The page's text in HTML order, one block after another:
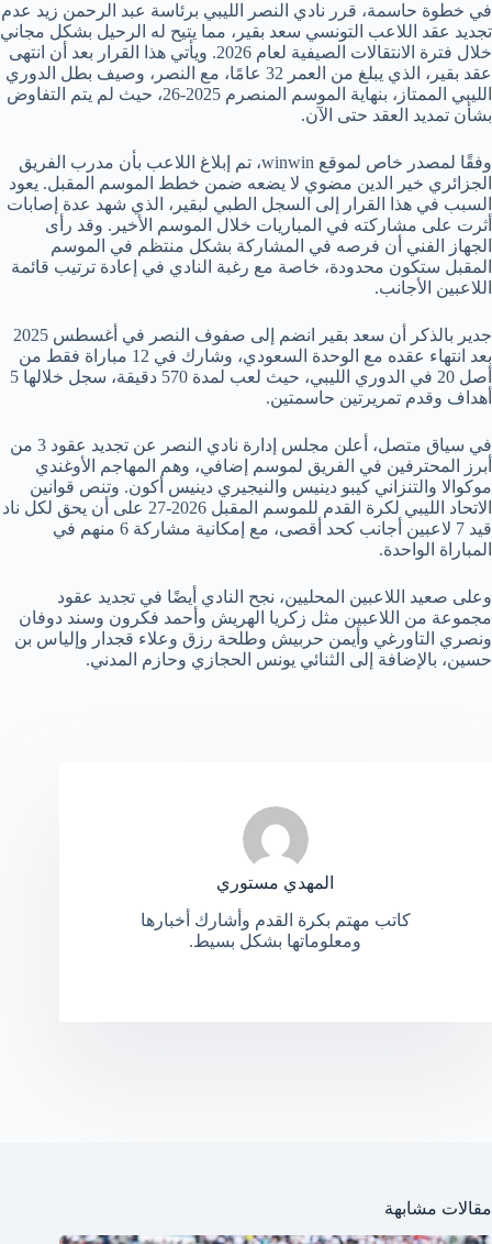
في خطوة حاسمة، قرر نادي النصر الليبي برئاسة عبد الرحمن زيد عدم
تجديد عقد اللاعب التونسي سعد بقير، مما يتيح له الرحيل بشكل مجاني
خلال فترة الانتقالات الصيفية لعام 2026. ويأتي هذا القرار بعد أن انتهى
عقد بقير، الذي يبلغ من العمر 32 عامًا، مع النصر، وصيف بطل الدوري
الليبي الممتاز، بنهاية الموسم المنصرم 2025-26، حيث لم يتم التفاوض
بشأن تمديد العقد حتى الآن.
وفقًا لمصدر خاص لموقع winwin، تم إبلاغ اللاعب بأن مدرب الفريق
الجزائري خير الدين مضوي لا يضعه ضمن خطط الموسم المقبل. يعود
السبب في هذا القرار إلى السجل الطبي لبقير، الذي شهد عدة إصابات
أثرت على مشاركته في المباريات خلال الموسم الأخير. وقد رأى
الجهاز الفني أن فرصه في المشاركة بشكل منتظم في الموسم
المقبل ستكون محدودة، خاصة مع رغبة النادي في إعادة ترتيب قائمة
اللاعبين الأجانب.
جدير بالذكر أن سعد بقير انضم إلى صفوف النصر في أغسطس 2025
بعد انتهاء عقده مع الوحدة السعودي، وشارك في 12 مباراة فقط من
أصل 20 في الدوري الليبي، حيث لعب لمدة 570 دقيقة، سجل خلالها 5
أهداف وقدم تمريرتين حاسمتين.
في سياق متصل، أعلن مجلس إدارة نادي النصر عن تجديد عقود 3 من
أبرز المحترفين في الفريق لموسم إضافي، وهم المهاجم الأوغندي
موكوالا والتنزاني كيبو دينيس والنيجيري دينيس أكون. وتنص قوانين
الاتحاد الليبي لكرة القدم للموسم المقبل 2026-27 على أن يحق لكل ناد
قيد 7 لاعبين أجانب كحد أقصى، مع إمكانية مشاركة 6 منهم في
المباراة الواحدة.
وعلى صعيد اللاعبين المحليين، نجح النادي أيضًا في تجديد عقود
مجموعة من اللاعبين مثل زكريا الهريش وأحمد فكرون وسند دوفان
ونصري التاورغي وأيمن حربيش وطلحة رزق وعلاء قجدار وإلياس بن
حسين، بالإضافة إلى الثنائي يونس الحجازي وحازم المدني.
المهدي مستوري
كاتب مهتم بكرة القدم وأشارك أخبارها
ومعلوماتها بشكل بسيط.
مقالات مشابهة